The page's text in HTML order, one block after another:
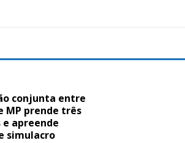
conjunta entre
MP prende três
e apreende
simulacro